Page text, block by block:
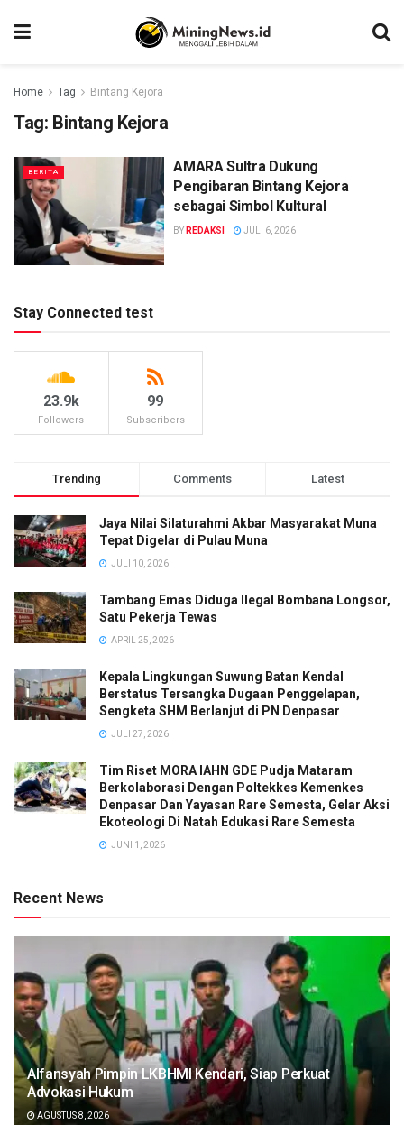
Home Tag Bintang Kejora
Tag: Bintang Kejora
BERITA
AMARA Sultra Dukung
Pengibaran Bintang Kejora
sebagai Simbol Kultural
BY REDAKSI JULI 6, 2026
Stay Connected test
23.9k
Followers
99
Subscribers
Trending Comments Latest
Jaya Nilai Silaturahmi Akbar Masyarakat Muna
Tepat Digelar di Pulau Muna
JULI 10, 2026
Tambang Emas Diduga Ilegal Bombana Longsor,
Satu Pekerja Tewas
APRIL 25, 2026
Kepala Lingkungan Suwung Batan Kendal
Berstatus Tersangka Dugaan Penggelapan,
Sengketa SHM Berlanjut di PN Denpasar
JULI 27, 2026
Tim Riset MORA IAHN GDE Pudja Mataram
Berkolaborasi Dengan Poltekkes Kemenkes
Denpasar Dan Yayasan Rare Semesta, Gelar Aksi
Ekoteologi Di Natah Edukasi Rare Semesta
JUNI 1, 2026
Recent News
Alfansyah Pimpin LKBHMI Kendari, Siap Perkuat
Advokasi Hukum
AGUSTUS 8, 2026